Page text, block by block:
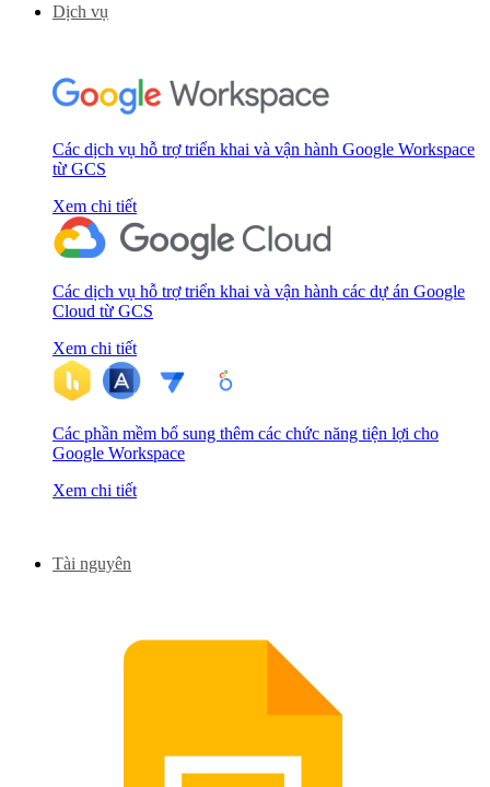
Dịch vụ
Các dịch vụ hỗ trợ triển khai và vận hành Google Workspace
từ GCS
Xem chi tiết
Các dịch vụ hỗ trợ triển khai và vận hành các dự án Google
Cloud từ GCS
Xem chi tiết
Các phần mềm bổ sung thêm các chức năng tiện lợi cho
Google Workspace
Xem chi tiết
Tài nguyên